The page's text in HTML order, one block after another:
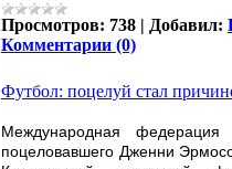
Просмотров: 738 | Добавил:
Комментарии (0)
Футбол: поцелуй стал
Международная федерация
поцеловавшего Дженни